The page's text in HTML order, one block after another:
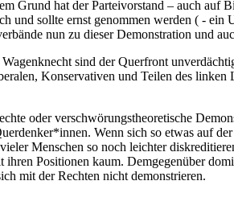
Grund hat der Parteivorstand – auch auf
und sollte ernst genommen werden ( -
nun zu dieser Demonstration und
sind der Querfront
Konservativen und Teilen des linken
oder verschwörungstheoretische
Wenn sich so etwas auf
Menschen so noch leichter
Positionen kaum. Demgegenüber
mit der Rechten nicht demonstrieren.